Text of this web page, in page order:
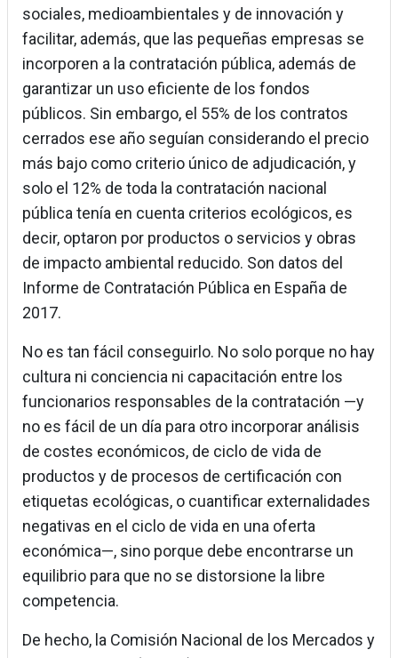
sociales, medioambientales y de innovación y
facilitar, además, que las pequeñas empresas se
incorporen a la contratación pública, además de
garantizar un uso eficiente de los fondos
públicos. Sin embargo, el 55% de los contratos
cerrados ese año seguían considerando el precio
más bajo como criterio único de adjudicación, y
solo el 12% de toda la contratación nacional
pública tenía en cuenta criterios ecológicos, es
decir, optaron por productos o servicios y obras
de impacto ambiental reducido. Son datos del
Informe de Contratación Pública en España de
2017.
No es tan fácil conseguirlo. No solo porque no hay
cultura ni conciencia ni capacitación entre los
funcionarios responsables de la contratación —y
no es fácil de un día para otro incorporar análisis
de costes económicos, de ciclo de vida de
productos y de procesos de certificación con
etiquetas ecológicas, o cuantificar externalidades
negativas en el ciclo de vida en una oferta
económica—, sino porque debe encontrarse un
equilibrio para que no se distorsione la libre
competencia.
De hecho, la Comisión Nacional de los Mercados y